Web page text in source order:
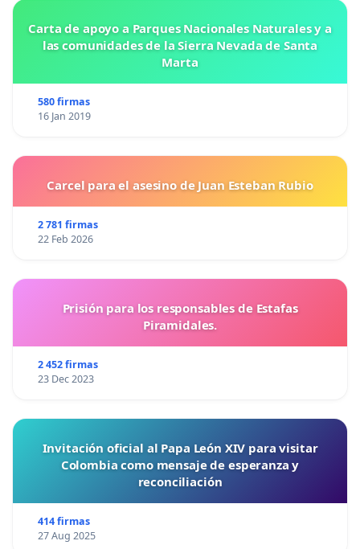
Carta de apoyo a Parques Nacionales Naturales y a
las comunidades de la Sierra Nevada de Santa
Marta
580 firmas
16 Jan 2019
Carcel para el asesino de Juan Esteban Rubio
2 781 firmas
22 Feb 2026
Prisión para los responsables de Estafas
Piramidales.
2 452 firmas
23 Dec 2023
Invitación oficial al Papa León XIV para visitar
Colombia como mensaje de esperanza y
reconciliación
414 firmas
27 Aug 2025